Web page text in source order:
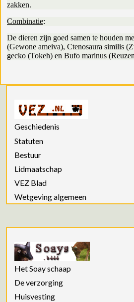
zakken.
Combinatie:
De dieren zijn goed samen te houden
(Gewone ameiva), Ctenosaura similis
gecko (Tokeh) en Bufo marinus
Geschiedenis
Statuten
Bestuur
Lidmaatschap
VEZ Blad
Wetgeving algemeen
Het Soay schaap
De verzorging
Huisvesting